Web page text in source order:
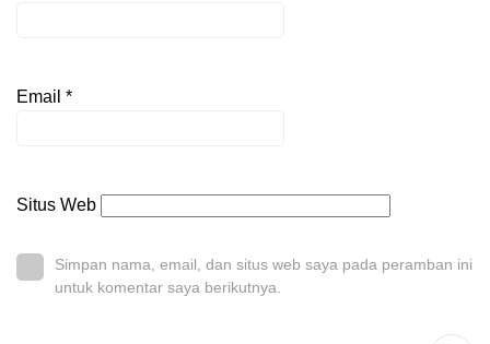
Email *
Situs Web
Simpan nama, email, dan situs web saya pada peramban ini
untuk komentar saya berikutnya.